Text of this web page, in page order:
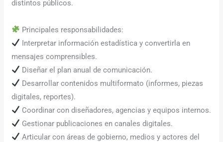
distintos públicos.
Principales responsabilidades:
Interpretar información estadística y convertirla en
mensajes comprensibles.
Diseñar el plan anual de comunicación.
Desarrollar contenidos multiformato (informes, piezas
digitales, reportes).
Coordinar con diseñadores, agencias y equipos internos.
Gestionar publicaciones en canales digitales.
Articular con áreas de gobierno, medios y actores del